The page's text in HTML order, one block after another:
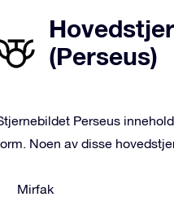
(Perseus)
Perseus
Noen av disse
Mirfak